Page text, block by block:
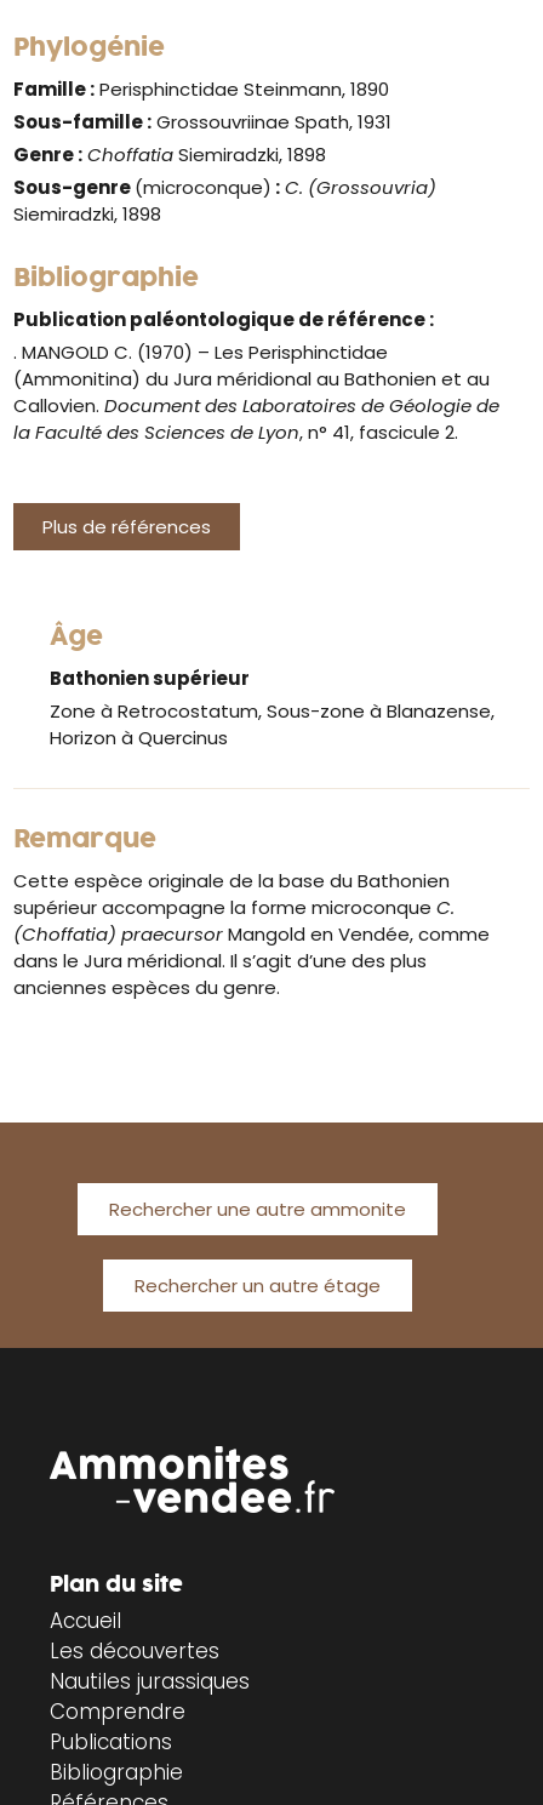
Phylogénie
Famille :Perisphinctidae Steinmann, 1890
Sous-famille :Grossouvriinae Spath, 1931
Genre: ChoffatiaSiemiradzki, 1898
Sous-genre(microconque) :C. (Grossouvria)
Siemiradzki, 1898
Bibliographie
Publication paléontologique de référence :
. MANGOLD C. (1970) – Les Perisphinctidae
(Ammonitina) du Jura méridional au Bathonien et au
Callovien.Document des Laboratoires de Géologie de
la Faculté des Sciences de Lyon, n° 41, fascicule 2.
Plus de références
Âge
Bathonien supérieur
Zone à Retrocostatum, Sous-zone à Blanazense,
Horizon à Quercinus
Remarque
Cette espèce originale de la base du Bathonien
supérieur accompagne la forme microconqueC.
(Choffatia) praecursorMangold en Vendée, comme
dans le Jura méridional. Il s’agit d’une des plus
anciennes espèces du genre.
Rechercher une autre ammonite
Rechercher un autre étage
Plan du site
Accueil
Les découvertes
Nautiles jurassiques
Comprendre
Publications
Bibliographie